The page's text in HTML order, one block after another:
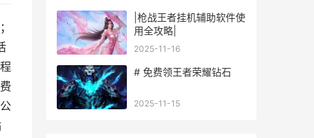
|枪战王者挂机辅助软件使
用全攻略|
2025-11-16
# 免费领王者荣耀钻石
2025-11-15